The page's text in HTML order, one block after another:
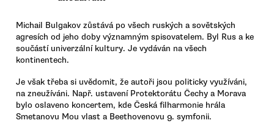
Michail Bulgakov zůstává po všech ruských a sovětských
agresích od jeho doby významným spisovatelem. Byl Rus a ke
součástí univerzální kultury. Je vydáván na všech
kontinentech.
Je však třeba si uvědomit, že autoři jsou politicky využíváni,
na zneužíváni. Např. ustavení Protektorátu Čechy a Morava
bylo oslaveno koncertem, kde Česká filharmonie hrála
Smetanovu Mou vlast a Beethovenovu 9. symfonii.